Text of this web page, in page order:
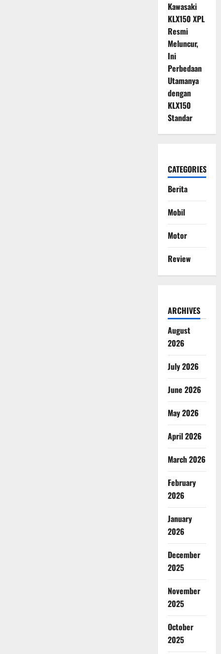
Kawasaki
KLX150 XPL
Resmi
Meluncur,
Ini
Perbedaan
Utamanya
dengan
KLX150
Standar
CATEGORIES
Berita
Mobil
Motor
Review
ARCHIVES
August
2026
July 2026
June 2026
May 2026
April 2026
March 2026
February
2026
January
2026
December
2025
November
2025
October
2025